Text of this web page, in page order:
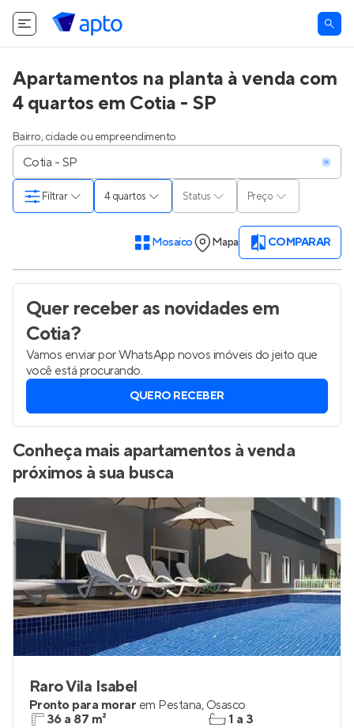
Apartamentos na planta à venda com
4 quartos em Cotia - SP
Bairro, cidade ou empreendimento
4 quartos Status Preço
Filtrar
Mosaico Mapa COMPARAR
Quer receber as novidadesem
Cotia?
Vamos enviar por WhatsApp novos imóveis do jeito que
você está procurando.
QUERO RECEBER
Conheça mais apartamentos à venda
próximos à sua busca
Raro Vila Isabel
Pronto para morar em Pestana, Osasco
36 a 87 m²
1 a 3